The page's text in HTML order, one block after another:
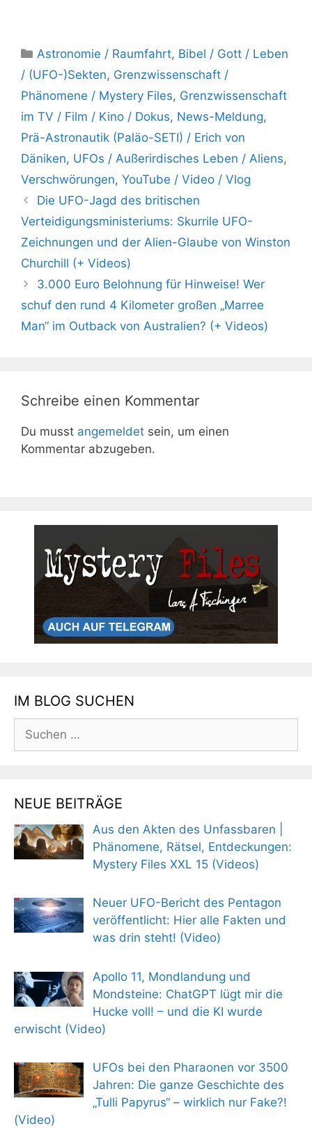
Kategorien
Astronomie / Raumfahrt, Bibel / Gott / Leben
/ (UFO-)Sekten, Grenzwissenschaft /
Phänomene / Mystery Files, Grenzwissenschaft
im TV / Film / Kino / Dokus, News-Meldung,
Prä-Astronautik (Paläo-SETI) / Erich von
Däniken, UFOs / Außerirdisches Leben / Aliens,
Verschwörungen, YouTube / Video / Vlog
Die UFO-Jagd des britischen
Verteidigungsministeriums: Skurrile UFO-
Zeichnungen und der Alien-Glaube von Winston
Churchill (+ Videos)
3.000 Euro Belohnung für Hinweise! Wer
schuf den rund 4 Kilometer großen „Marree
Man“ im Outback von Australien? (+ Videos)
Schreibe einen Kommentar
Du musst angemeldet sein, um einen
Kommentar abzugeben.
IM BLOG SUCHEN
nach:
NEUE BEITRÄGE
Aus den Akten des Unfassbaren |
Phänomene, Rätsel, Entdeckungen:
Mystery Files XXL 15 (Videos)
Neuer UFO-Bericht des Pentagon
veröffentlicht: Hier alle Fakten und
was drin steht! (Video)
Apollo 11, Mondlandung und
Mondsteine: ChatGPT lügt mir die
Hucke voll! – und die KI wurde
erwischt (Video)
UFOs bei den Pharaonen vor 3500
Jahren: Die ganze Geschichte des
„Tulli Papyrus“ – wirklich nur Fake?!
(Video)